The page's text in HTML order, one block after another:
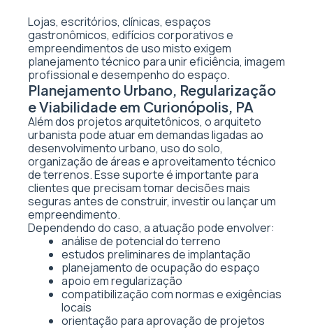
Lojas, escritórios, clínicas, espaços
gastronômicos, edifícios corporativos e
empreendimentos de uso misto exigem
planejamento técnico para unir eficiência, imagem
profissional e desempenho do espaço.
Planejamento Urbano, Regularização
e Viabilidade em Curionópolis, PA
Além dos projetos arquitetônicos, o arquiteto
urbanista pode atuar em demandas ligadas ao
desenvolvimento urbano, uso do solo,
organização de áreas e aproveitamento técnico
de terrenos. Esse suporte é importante para
clientes que precisam tomar decisões mais
seguras antes de construir, investir ou lançar um
empreendimento.
Dependendo do caso, a atuação pode envolver:
análise de potencial do terreno
estudos preliminares de implantação
planejamento de ocupação do espaço
apoio em regularização
compatibilização com normas e exigências
locais
orientação para aprovação de projetos